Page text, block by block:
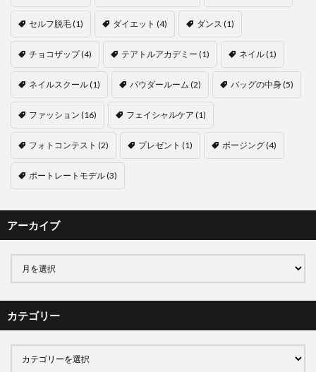
セルフ脱毛(1) ダイエット (4) ダンス (1)
チョコザップ(4) テアトルアカデミー (1) ネイル(1)
ネイルスクール(1) パウダールーム (2) バッグの中身(5)
ファッション (16) フェイシャルケア (1)
フォトコンテスト (2) プレゼント (1) ポージング(4)
ポートレートモデル(3)
アーカイブ
カテゴリー